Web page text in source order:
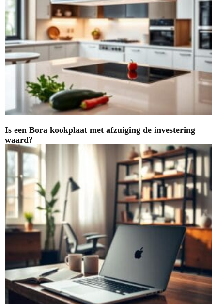
Is een Bora kookplaat met afzuiging de investering
waard?